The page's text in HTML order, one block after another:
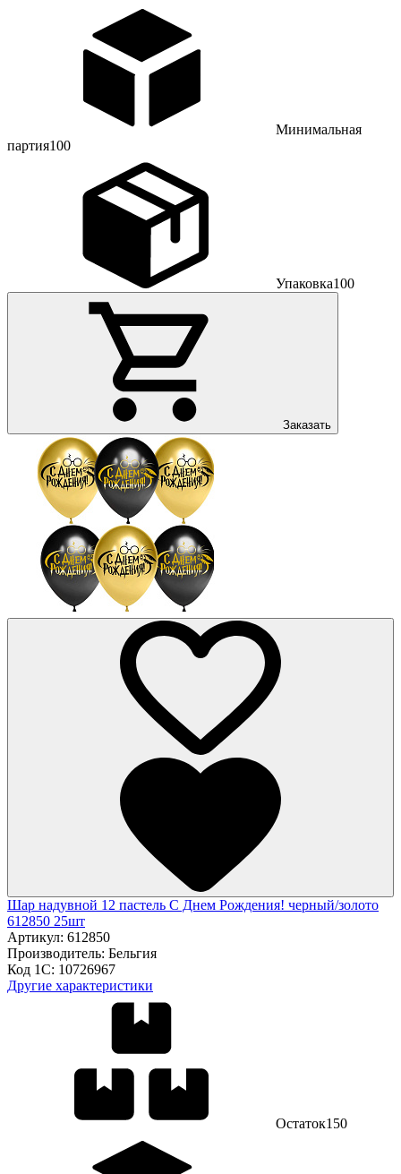
Минимальная
партия100
Упаковка100
Заказать
Шар надувной 12 пастель С Днем Рождения! черный/золото
612850 25шт
Артикул: 612850
Производитель: Бельгия
Код 1С: 10726967
Другие характеристики
Остаток150